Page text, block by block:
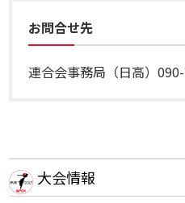
大会情報
お問合せ先
連合会事務局（日高）